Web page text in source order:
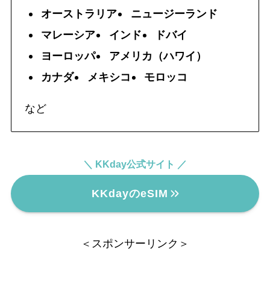
オーストラリア
ニュージーランド
マレーシア
インド
ドバイ
ヨーロッパ
アメリカ（ハワイ）
カナダ
メキシコ モロッコ
など
＼ KKday公式サイト ／
KKdayのeSIM
＜スポンサーリンク＞